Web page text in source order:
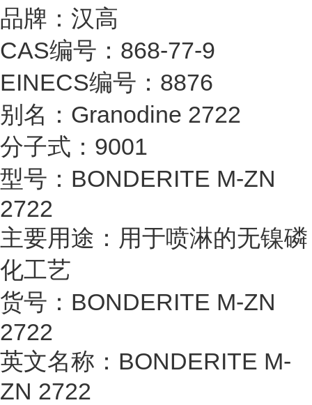
品牌：汉高
CAS编号：868-77-9
EINECS编号：8876
别名：Granodine 2722
分子式：9001
型号：BONDERITE M-ZN
2722
主要用途：用于喷淋的无镍磷
化工艺
货号：BONDERITE M-ZN
2722
英文名称：BONDERITE M-
ZN 2722